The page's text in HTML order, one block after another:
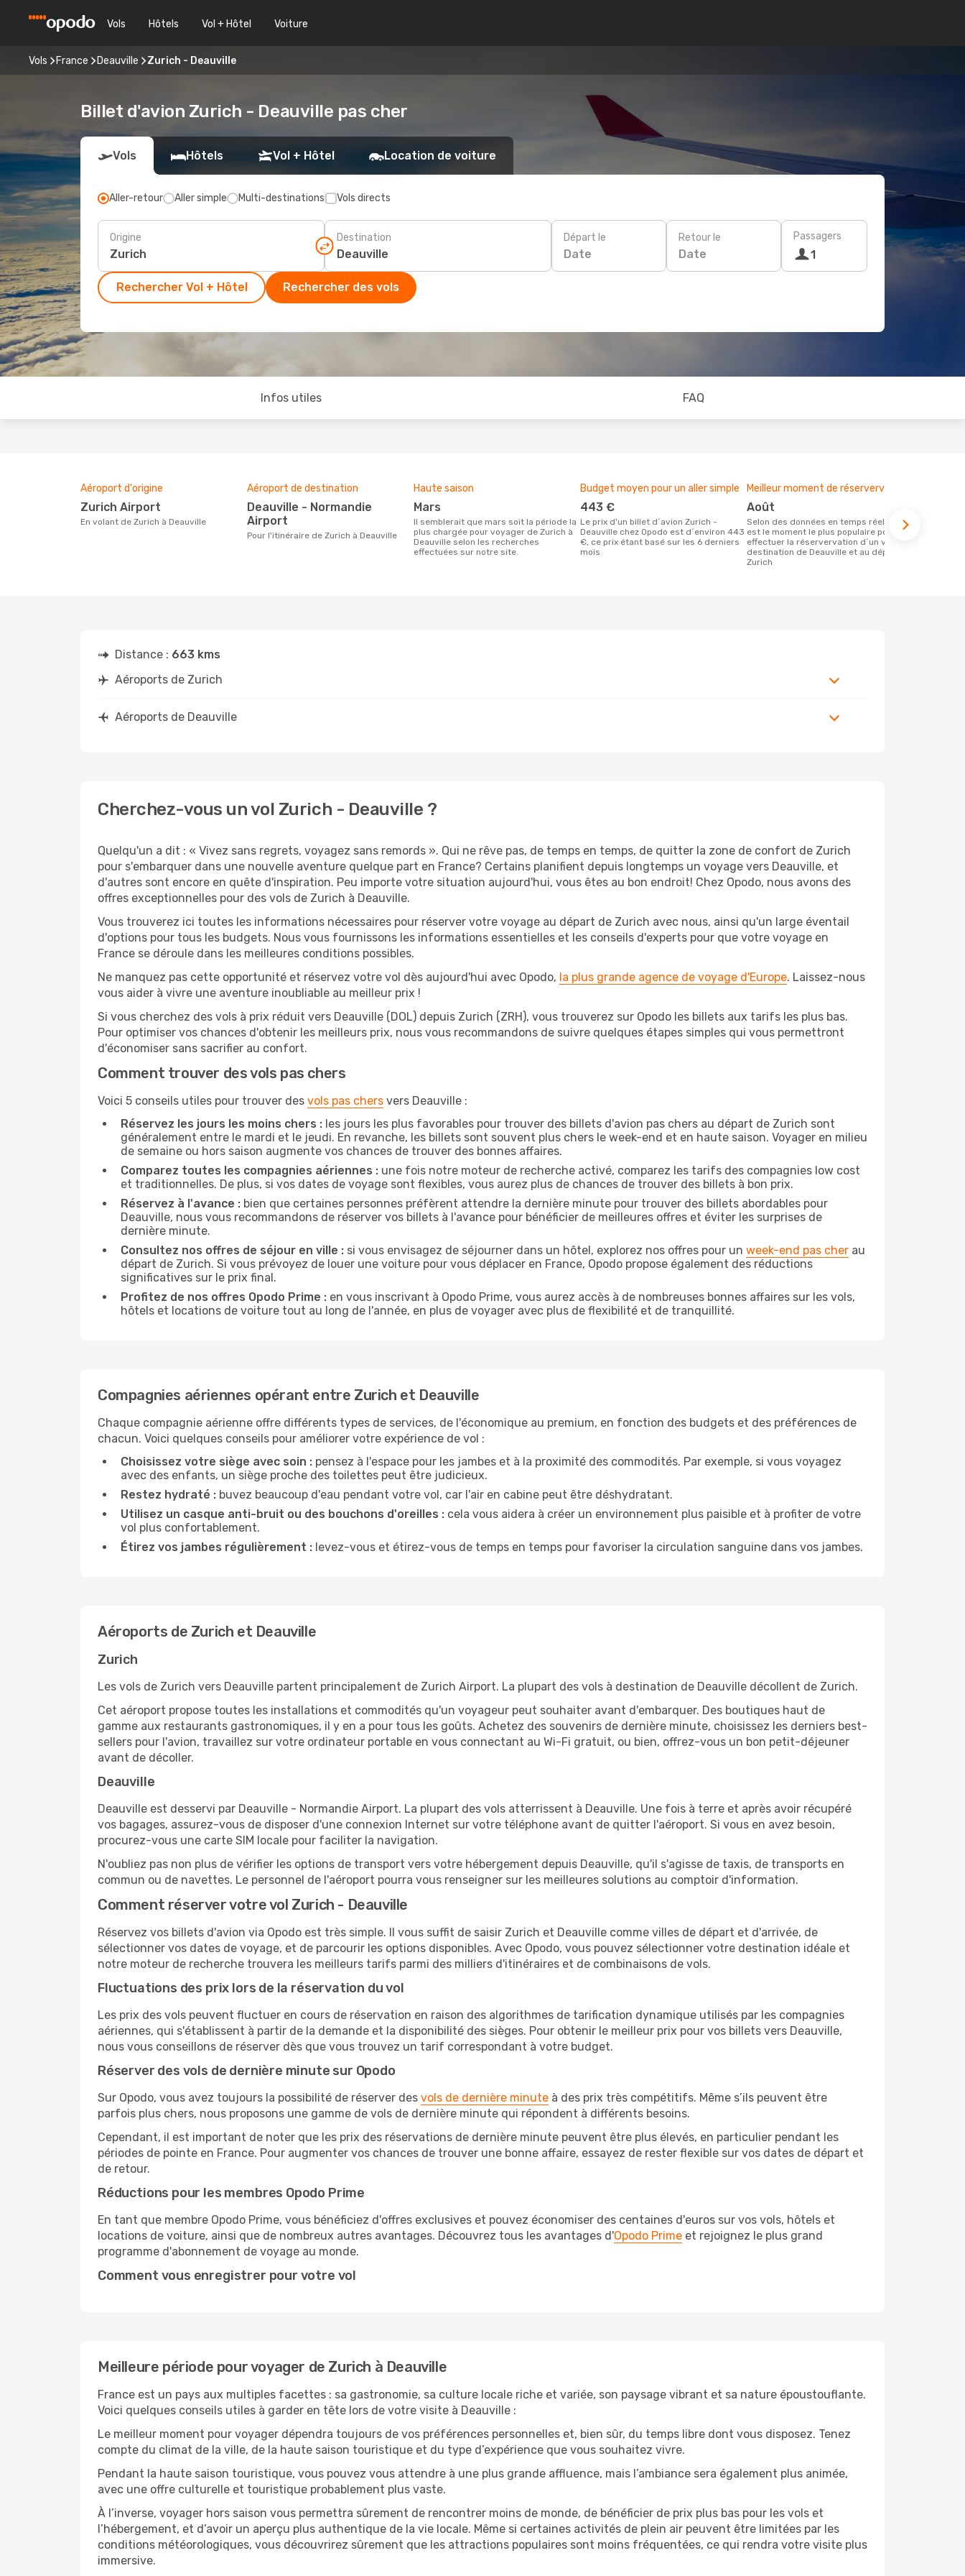
Vols Hôtels Vol + Hôtel Voiture
Vols France Deauville Zurich - Deauville
Billet d'avion Zurich - Deauville pas cher
Vols Hôtels Vol + Hôtel Location de voiture
Aller-retour Aller simple Multi-destinations Vols directs
Origine Destination Départ le
Date
Retour le
Date
Passagers
1
Rechercher Vol + Hôtel Rechercher des vols
Infos utiles FAQ
Aéroport d'origine
Zurich Airport
En volant de Zurich à Deauville
Aéroport de destination
Deauville - Normandie
Airport
Pour l'itinéraire de Zurich à Deauville
Haute saison
mars
Il semblerait que mars soit la période la
plus chargée pour voyager de Zurich à
Deauville selon les recherches
effectuées sur notre site.
Budget moyen pour un aller simple
443 €
Le prix d'un billet d´avion Zurich -
Deauville chez Opodo est d´environ 443
€, ce prix étant basé sur les 6 derniers
mois
Meilleur moment de réservervation
août
Selon des données en temps réel, août
est le moment le plus populaire pour
effectuer la réservervation d´un vol à
destination de Deauville et au départ de
Zurich
Distance : 663 kms
Aéroports de Zurich
Aéroports de Deauville
Cherchez-vous un vol Zurich - Deauville ?
Quelqu'un a dit : « Vivez sans regrets, voyagez sans remords ». Qui ne rêve pas, de temps en temps, de quitter la zone de confort de Zurich
pour s'embarquer dans une nouvelle aventure quelque part en France? Certains planifient depuis longtemps un voyage vers Deauville, et
d'autres sont encore en quête d'inspiration. Peu importe votre situation aujourd'hui, vous êtes au bon endroit! Chez Opodo, nous avons des
offres exceptionnelles pour des vols de Zurich à Deauville.
Vous trouverez ici toutes les informations nécessaires pour réserver votre voyage au départ de Zurich avec nous, ainsi qu'un large éventail
d'options pour tous les budgets. Nous vous fournissons les informations essentielles et les conseils d'experts pour que votre voyage en
France se déroule dans les meilleures conditions possibles.
Ne manquez pas cette opportunité et réservez votre vol dès aujourd'hui avec Opodo, la plus grande agence de voyage d'Europe. Laissez-nous
vous aider à vivre une aventure inoubliable au meilleur prix !
Si vous cherchez des vols à prix réduit vers Deauville (DOL) depuis Zurich (ZRH), vous trouverez sur Opodo les billets aux tarifs les plus bas.
Pour optimiser vos chances d'obtenir les meilleurs prix, nous vous recommandons de suivre quelques étapes simples qui vous permettront
d'économiser sans sacrifier au confort.
Comment trouver des vols pas chers
Voici 5 conseils utiles pour trouver des vols pas chers vers Deauville :
Réservez les jours les moins chers : les jours les plus favorables pour trouver des billets d'avion pas chers au départ de Zurich sont
généralement entre le mardi et le jeudi. En revanche, les billets sont souvent plus chers le week-end et en haute saison. Voyager en milieu
de semaine ou hors saison augmente vos chances de trouver des bonnes affaires.
Comparez toutes les compagnies aériennes : une fois notre moteur de recherche activé, comparez les tarifs des compagnies low cost
et traditionnelles. De plus, si vos dates de voyage sont flexibles, vous aurez plus de chances de trouver des billets à bon prix.
Réservez à l'avance : bien que certaines personnes préfèrent attendre la dernière minute pour trouver des billets abordables pour
Deauville, nous vous recommandons de réserver vos billets à l'avance pour bénéficier de meilleures offres et éviter les surprises de
dernière minute.
Consultez nos offres de séjour en ville : si vous envisagez de séjourner dans un hôtel, explorez nos offres pour un week-end pas cher au
départ de Zurich. Si vous prévoyez de louer une voiture pour vous déplacer en France, Opodo propose également des réductions
significatives sur le prix final.
Profitez de nos offres Opodo Prime : en vous inscrivant à Opodo Prime, vous aurez accès à de nombreuses bonnes affaires sur les vols,
hôtels et locations de voiture tout au long de l'année, en plus de voyager avec plus de flexibilité et de tranquillité.
Compagnies aériennes opérant entre Zurich et Deauville
Chaque compagnie aérienne offre différents types de services, de l'économique au premium, en fonction des budgets et des préférences de
chacun. Voici quelques conseils pour améliorer votre expérience de vol :
Choisissez votre siège avec soin : pensez à l'espace pour les jambes et à la proximité des commodités. Par exemple, si vous voyagez
avec des enfants, un siège proche des toilettes peut être judicieux.
Restez hydraté : buvez beaucoup d'eau pendant votre vol, car l'air en cabine peut être déshydratant.
Utilisez un casque anti-bruit ou des bouchons d'oreilles : cela vous aidera à créer un environnement plus paisible et à profiter de votre
vol plus confortablement.
Étirez vos jambes régulièrement : levez-vous et étirez-vous de temps en temps pour favoriser la circulation sanguine dans vos jambes.
Aéroports de Zurich et Deauville
Zurich
Les vols de Zurich vers Deauville partent principalement de Zurich Airport. La plupart des vols à destination de Deauville décollent de Zurich.
Cet aéroport propose toutes les installations et commodités qu'un voyageur peut souhaiter avant d'embarquer. Des boutiques haut de
gamme aux restaurants gastronomiques, il y en a pour tous les goûts. Achetez des souvenirs de dernière minute, choisissez les derniers best-
sellers pour l'avion, travaillez sur votre ordinateur portable en vous connectant au Wi-Fi gratuit, ou bien, offrez-vous un bon petit-déjeuner
avant de décoller.
Deauville
Deauville est desservi par Deauville - Normandie Airport. La plupart des vols atterrissent à Deauville. Une fois à terre et après avoir récupéré
vos bagages, assurez-vous de disposer d'une connexion Internet sur votre téléphone avant de quitter l'aéroport. Si vous en avez besoin,
procurez-vous une carte SIM locale pour faciliter la navigation.
N'oubliez pas non plus de vérifier les options de transport vers votre hébergement depuis Deauville, qu'il s'agisse de taxis, de transports en
commun ou de navettes. Le personnel de l'aéroport pourra vous renseigner sur les meilleures solutions au comptoir d'information.
Comment réserver votre vol Zurich - Deauville
Réservez vos billets d'avion via Opodo est très simple. Il vous suffit de saisir Zurich et Deauville comme villes de départ et d'arrivée, de
sélectionner vos dates de voyage, et de parcourir les options disponibles. Avec Opodo, vous pouvez sélectionner votre destination idéale et
notre moteur de recherche trouvera les meilleurs tarifs parmi des milliers d'itinéraires et de combinaisons de vols.
Fluctuations des prix lors de la réservation du vol
Les prix des vols peuvent fluctuer en cours de réservation en raison des algorithmes de tarification dynamique utilisés par les compagnies
aériennes, qui s'établissent à partir de la demande et la disponibilité des sièges. Pour obtenir le meilleur prix pour vos billets vers Deauville,
nous vous conseillons de réserver dès que vous trouvez un tarif correspondant à votre budget.
Réserver des vols de dernière minute sur Opodo
Sur Opodo, vous avez toujours la possibilité de réserver des vols de dernière minute à des prix très compétitifs. Même s’ils peuvent être
parfois plus chers, nous proposons une gamme de vols de dernière minute qui répondent à différents besoins.
Cependant, il est important de noter que les prix des réservations de dernière minute peuvent être plus élevés, en particulier pendant les
périodes de pointe en France. Pour augmenter vos chances de trouver une bonne affaire, essayez de rester flexible sur vos dates de départ et
de retour.
Réductions pour les membres Opodo Prime
En tant que membre Opodo Prime, vous bénéficiez d'offres exclusives et pouvez économiser des centaines d'euros sur vos vols, hôtels et
locations de voiture, ainsi que de nombreux autres avantages. Découvrez tous les avantages d'Opodo Prime et rejoignez le plus grand
programme d'abonnement de voyage au monde.
Comment vous enregistrer pour votre vol
Meilleure période pour voyager de Zurich à Deauville
France est un pays aux multiples facettes : sa gastronomie, sa culture locale riche et variée, son paysage vibrant et sa nature époustouflante.
Voici quelques conseils utiles à garder en tête lors de votre visite à Deauville :
Le meilleur moment pour voyager dépendra toujours de vos préférences personnelles et, bien sûr, du temps libre dont vous disposez. Tenez
compte du climat de la ville, de la haute saison touristique et du type d’expérience que vous souhaitez vivre.
Pendant la haute saison touristique, vous pouvez vous attendre à une plus grande affluence, mais l’ambiance sera également plus animée,
avec une offre culturelle et touristique probablement plus vaste.
À l’inverse, voyager hors saison vous permettra sûrement de rencontrer moins de monde, de bénéficier de prix plus bas pour les vols et
l’hébergement, et d’avoir un aperçu plus authentique de la vie locale. Même si certaines activités de plein air peuvent être limitées par les
conditions météorologiques, vous découvrirez sûrement que les attractions populaires sont moins fréquentées, ce qui rendra votre visite plus
immersive.